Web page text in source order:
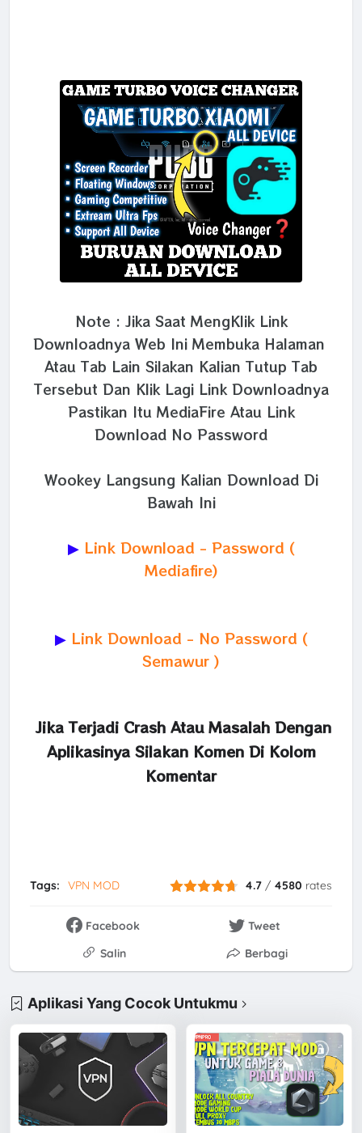
Note : Jika Saat MengKlik Link
Downloadnya Web Ini Membuka Halaman
Atau Tab Lain Silakan Kalian Tutup Tab
Tersebut Dan Klik Lagi Link Downloadnya
Pastikan Itu MediaFire Atau Link
Download No Password
Wookey Langsung Kalian Download Di
Bawah Ini
▶ Link Download - Password (
Mediafire)
▶Link Download - No Password (
Semawur )
Jika Terjadi Crash Atau Masalah Dengan
Aplikasinya Silakan Komen Di Kolom
Komentar
Tags: VPN MOD 4.7 / 4580 rates
Facebook
Tweet
Salin
Berbagi
Aplikasi Yang Cocok Untukmu